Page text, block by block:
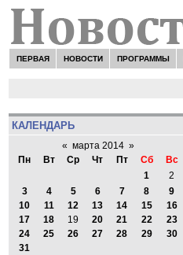
ПЕРВАЯ НОВОСТИ ПРОГРАММЫ
КАЛЕНДАРЬ
« марта 2014 »
Пн
Вт Ср Чт Пт Сб
Вс
1
2
3
4 5 6 7 8
9
10
11 12 13 14 15
16
17
18 19 20 21 22
23
24
25 26 27 28 29
30
31